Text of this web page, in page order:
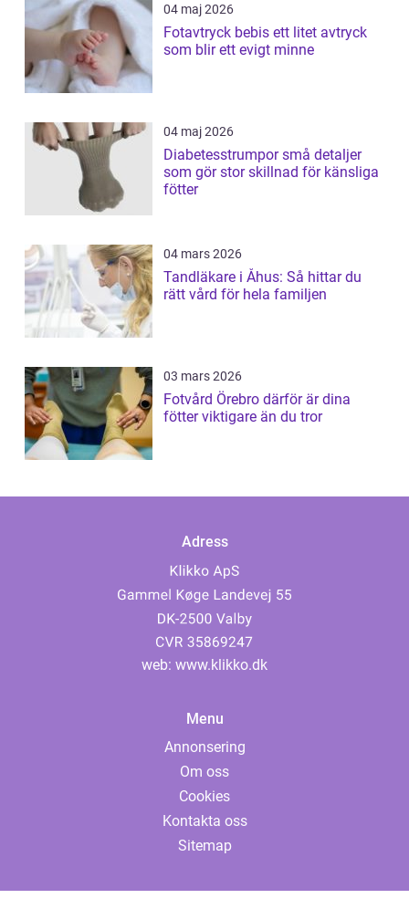
04 maj 2026
Fotavtryck bebis ett litet avtryck
som blir ett evigt minne
04 maj 2026
Diabetesstrumpor små detaljer
som gör stor skillnad för känsliga
fötter
04 mars 2026
Tandläkare i Åhus: Så hittar du
rätt vård för hela familjen
03 mars 2026
Fotvård Örebro därför är dina
fötter viktigare än du tror
Adress
web: www.klikko.dk
Menu
Annonsering
Om oss
Cookies
Kontakta oss
Sitemap